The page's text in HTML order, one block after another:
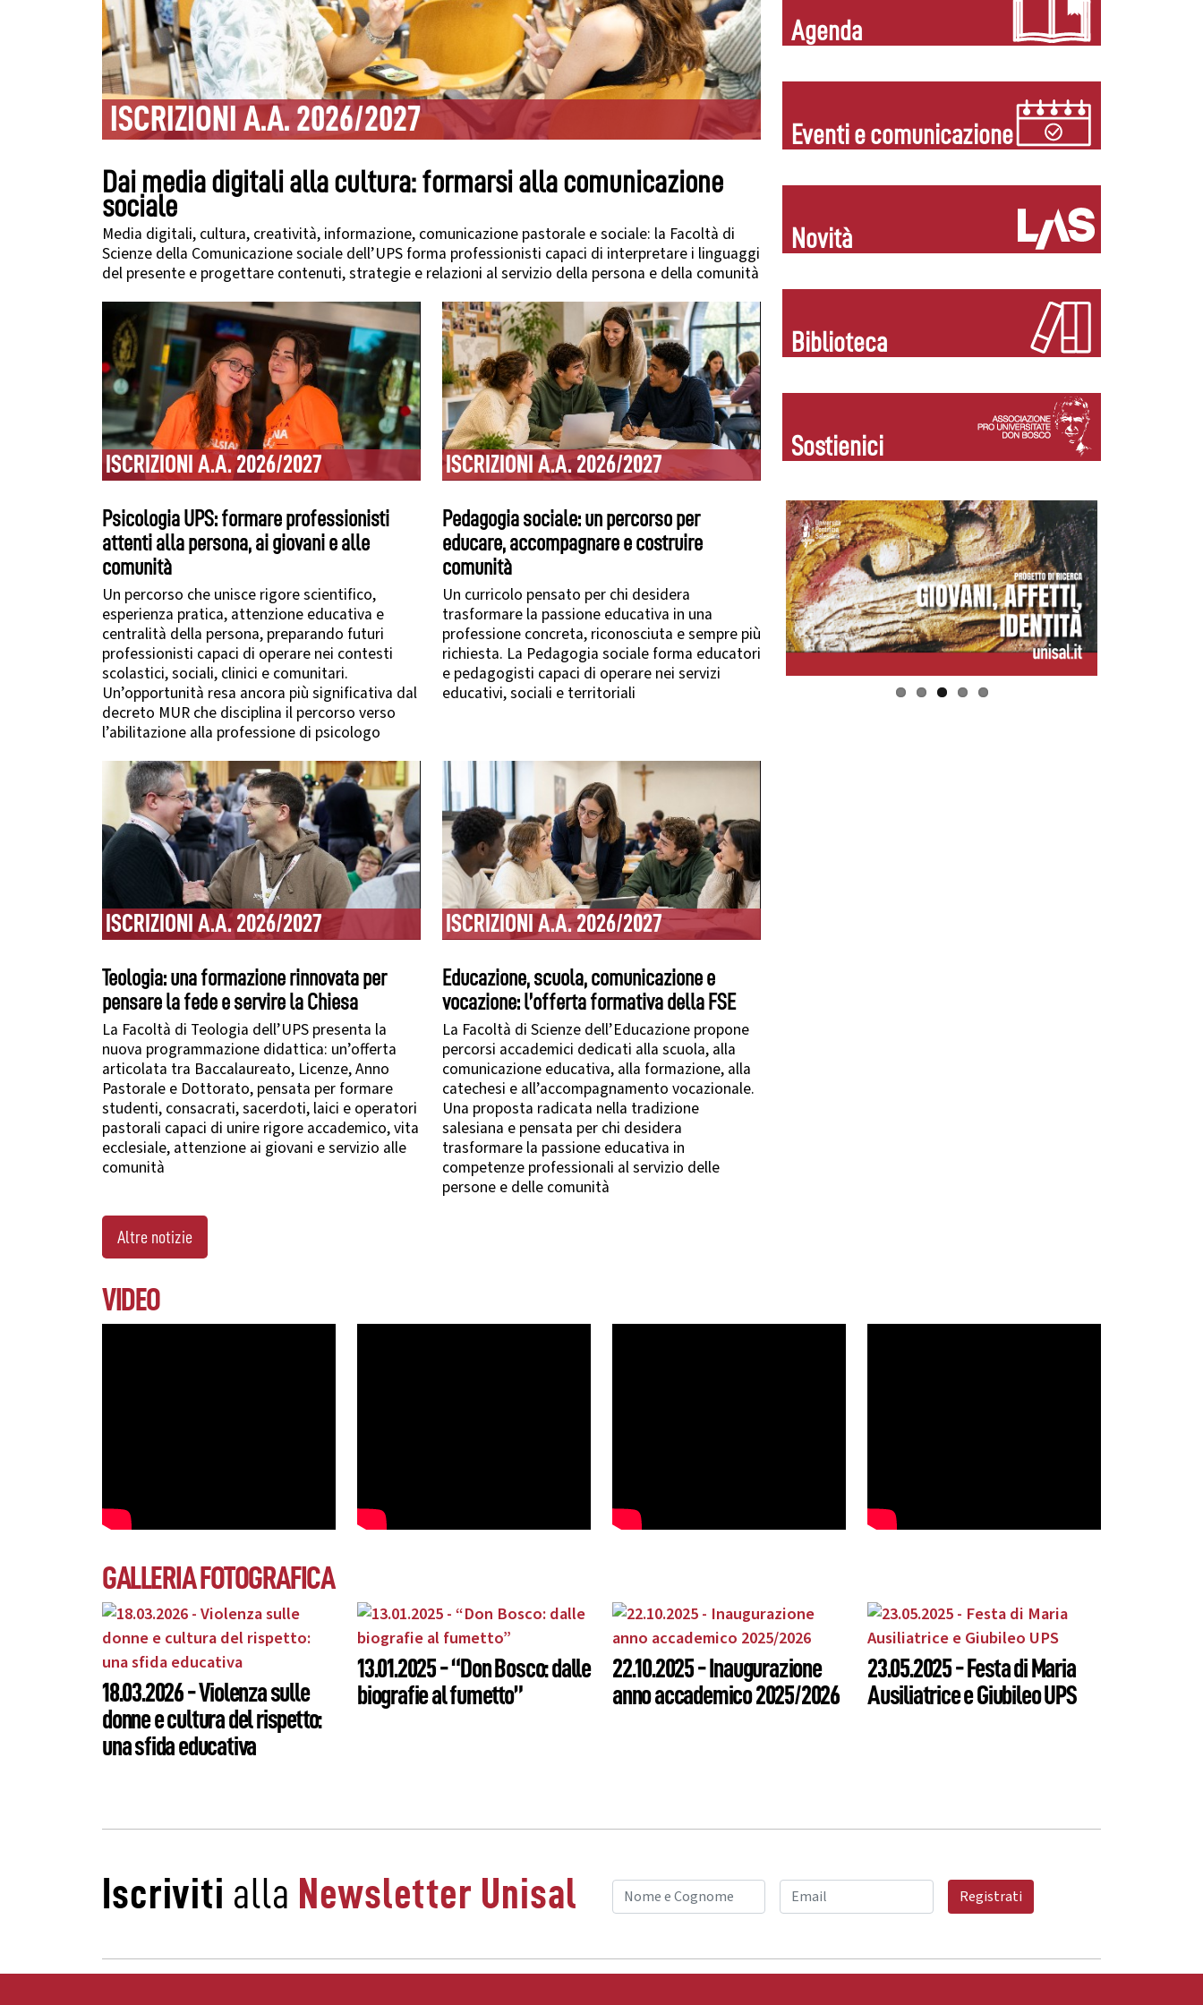
ISCRIZIONI A.A. 2026/2027
Dai media digitali alla cultura: formarsi alla comunicazione
sociale
Media digitali, cultura, creatività, informazione, comunicazione pastorale e sociale: la Facoltà di
Scienze della Comunicazione sociale dell’UPS forma professionisti capaci di interpretare i linguaggi
del presente e progettare contenuti, strategie e relazioni al servizio della persona e della comunità
ISCRIZIONI A.A. 2026/2027
Psicologia UPS: formare professionisti
attenti alla persona, ai giovani e alle
comunità
Un percorso che unisce rigore scientifico,
esperienza pratica, attenzione educativa e
centralità della persona, preparando futuri
professionisti capaci di operare nei contesti
scolastici, sociali, clinici e comunitari.
Un’opportunità resa ancora più significativa dal
decreto MUR che disciplina il percorso verso
l’abilitazione alla professione di psicologo
ISCRIZIONI A.A. 2026/2027
Pedagogia sociale: un percorso per
educare, accompagnare e costruire
comunità
Un curricolo pensato per chi desidera
trasformare la passione educativa in una
professione concreta, riconosciuta e sempre più
richiesta. La Pedagogia sociale forma educatori
e pedagogisti capaci di operare nei servizi
educativi, sociali e territoriali
ISCRIZIONI A.A. 2026/2027
Teologia: una formazione rinnovata per
pensare la fede e servire la Chiesa
La Facoltà di Teologia dell’UPS presenta la
nuova programmazione didattica: un’offerta
articolata tra Baccalaureato, Licenze, Anno
Pastorale e Dottorato, pensata per formare
studenti, consacrati, sacerdoti, laici e operatori
pastorali capaci di unire rigore accademico, vita
ecclesiale, attenzione ai giovani e servizio alle
comunità
ISCRIZIONI A.A. 2026/2027
Educazione, scuola, comunicazione e
vocazione: l’offerta formativa della FSE
La Facoltà di Scienze dell’Educazione propone
percorsi accademici dedicati alla scuola, alla
comunicazione educativa, alla formazione, alla
catechesi e all’accompagnamento vocazionale.
Una proposta radicata nella tradizione
salesiana e pensata per chi desidera
trasformare la passione educativa in
competenze professionali al servizio delle
persone e delle comunità
Altre notizie
Agenda
Eventi e comunicazione
Novità
Biblioteca
Sostienici
VIDEO
GALLERIA FOTOGRAFICA
18.03.2026 - Violenza sulle
donne e cultura del rispetto:
una sfida educativa
13.01.2025 - “Don Bosco: dalle
biografie al fumetto”
22.10.2025 - Inaugurazione
anno accademico 2025/2026
23.05.2025 - Festa di Maria
Ausiliatrice e Giubileo UPS
Iscriviti alla Newsletter Unisal Registrati